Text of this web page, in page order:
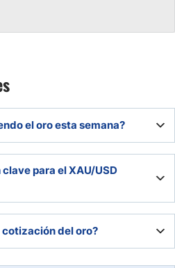
el oro esta semana?
favorece al oro.
para el XAU/USD
– 4.046 USD. Una ruptura al
USD.
cotización del oro?